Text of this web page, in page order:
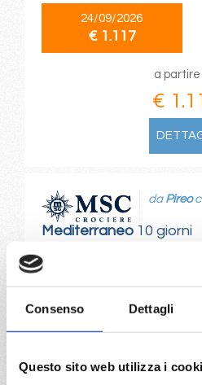
Consenso Dettagli
Questo sito web utilizza i
24/09/2026
€ 1.117
a partire
€
Mediterraneo10 giorni
da Pireo
Pireo, Smirne, Istanbul, Corfu,